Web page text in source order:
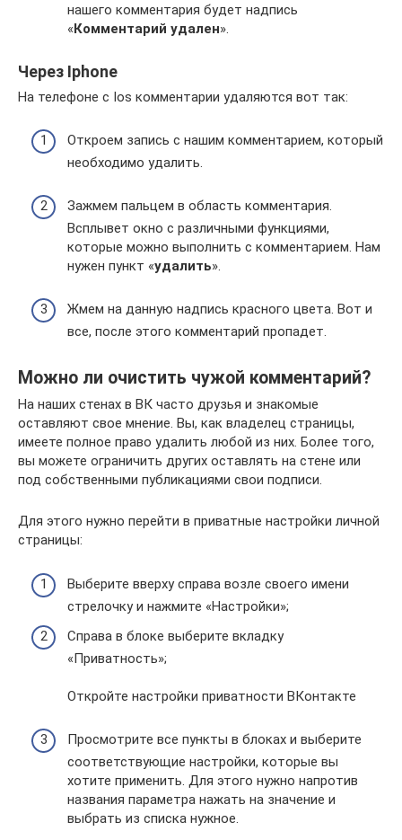
нашего комментария будет надпись
«Комментарий удален».
Через Iphone
На телефоне с Ios комментарии удаляются вот так:
Откроем запись с нашим комментарием, который
необходимо удалить.
Зажмем пальцем в область комментария.
Всплывет окно с различными функциями,
которые можно выполнить с комментарием. Нам
нужен пункт «удалить».
Жмем на данную надпись красного цвета. Вот и
все, после этого комментарий пропадет.
Можно ли очистить чужой комментарий?
На наших стенах в ВК часто друзья и знакомые
оставляют свое мнение. Вы, как владелец страницы,
имеете полное право удалить любой из них. Более того,
вы можете ограничить других оставлять на стене или
под собственными публикациями свои подписи.
Для этого нужно перейти в приватные настройки личной
страницы:
Выберите вверху справа возле своего имени
стрелочку и нажмите «Настройки»;
Справа в блоке выберите вкладку
«Приватность»;
Откройте настройки приватности ВКонтакте
Просмотрите все пункты в блоках и выберите
соответствующие настройки, которые вы
хотите применить. Для этого нужно напротив
названия параметра нажать на значение и
выбрать из списка нужное.